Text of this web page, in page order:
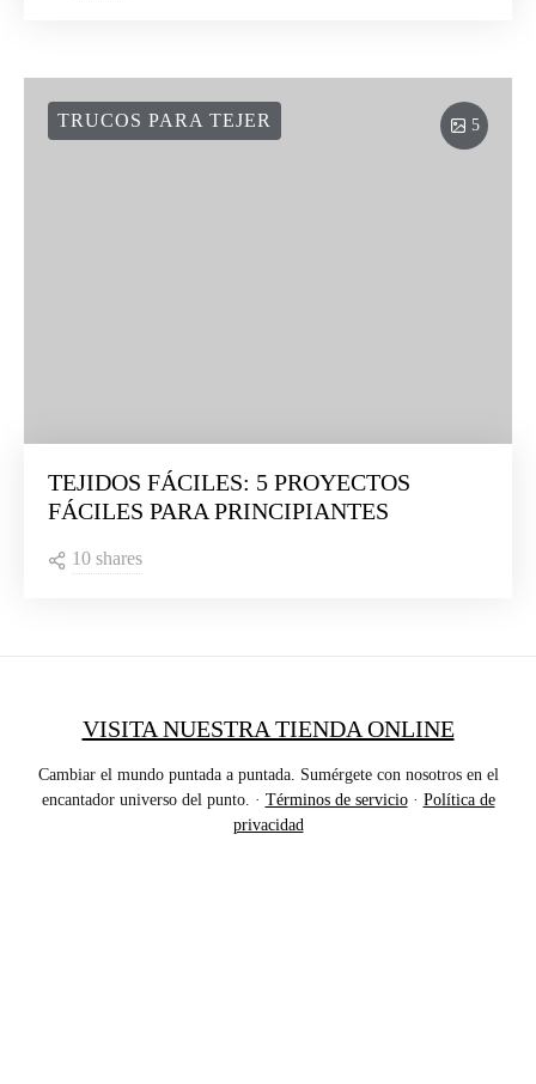
5
TRUCOS PARA TEJER
TEJIDOS FÁCILES: 5 PROYECTOS
FÁCILES PARA PRINCIPIANTES
10 shares
VISITA NUESTRA TIENDA ONLINE
Cambiar el mundo puntada a puntada. Sumérgete con nosotros en el
encantador universo del punto. · Términos de servicio· Política de
privacidad